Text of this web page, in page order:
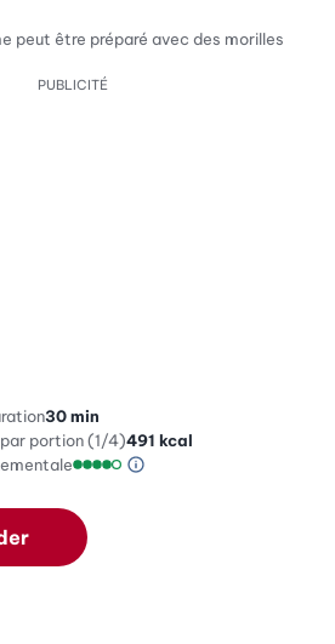
peut être préparé avec des morilles
PUBLICITÉ
30 min
par portion (1/4)491 kcal
Information sur